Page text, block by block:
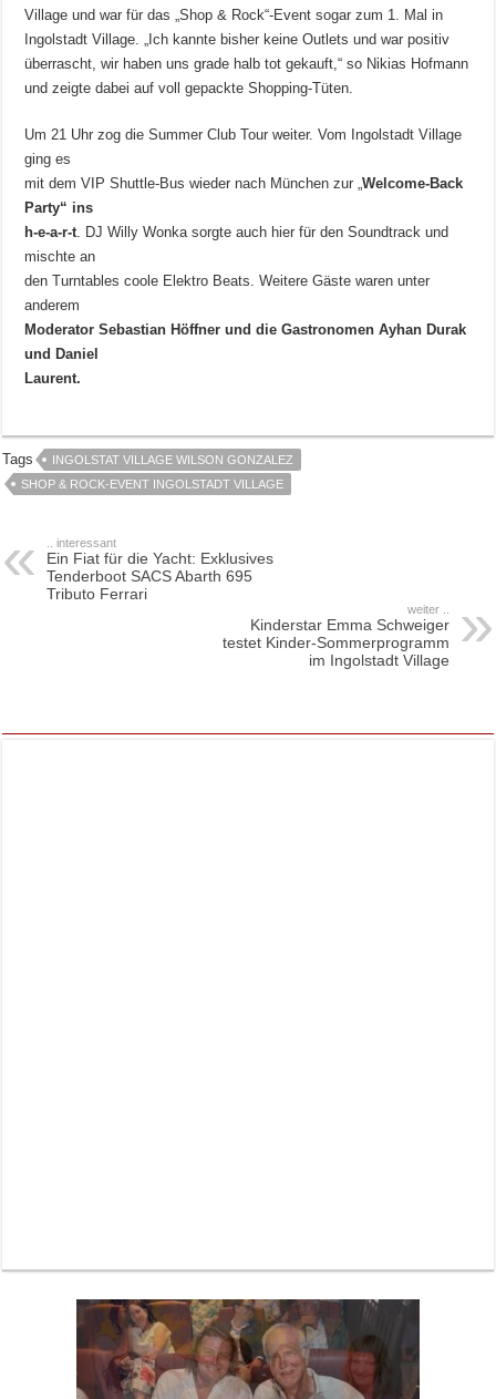
Village und war für das „Shop & Rock“-Event sogar zum 1. Mal in
Ingolstadt Village. „Ich kannte bisher keine Outlets und war positiv
überrascht, wir haben uns grade halb tot gekauft,“ so Nikias Hofmann
und zeigte dabei auf voll gepackte Shopping-Tüten.
Um 21 Uhr zog die Summer Club Tour weiter. Vom Ingolstadt Village
ging es
mit dem VIP Shuttle-Bus wieder nach München zur „Welcome-Back
Party“ ins
h-e-a-r-t. DJ Willy Wonka sorgte auch hier für den Soundtrack und
mischte an
den Turntables coole Elektro Beats. Weitere Gäste waren unter
anderem
Moderator Sebastian Höffner und die Gastronomen Ayhan Durak
und Daniel
Laurent.
Tags
INGOLSTAT VILLAGE WILSON GONZALEZ
SHOP & ROCK-EVENT INGOLSTADT VILLAGE
.. interessant
Ein Fiat für die Yacht: Exklusives
Tenderboot SACS Abarth 695
Tributo Ferrari
weiter ..
Kinderstar Emma Schweiger
testet Kinder-Sommerprogramm
im Ingolstadt Village